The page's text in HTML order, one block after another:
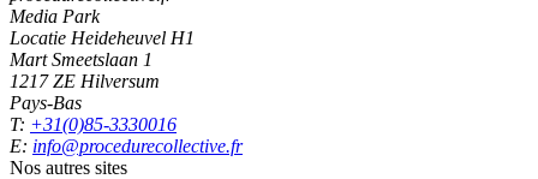
Media Park
Locatie Heideheuvel H1
Mart Smeetslaan 1
1217 ZE Hilversum
Pays-Bas
T: +31(0)85-3330016
E: info@procedurecollective.fr
Nos autres sites